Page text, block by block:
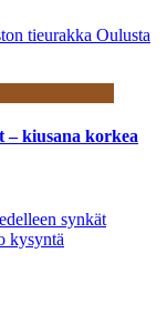
tieurakka Oulusta
– kiusana korkea
synkät
kysyntä